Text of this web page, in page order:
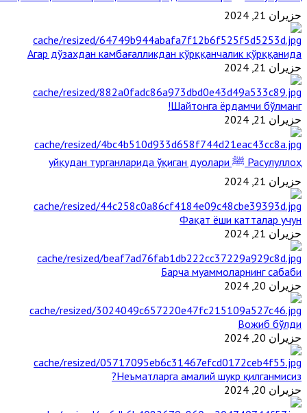
حزيران 21, 2024
Агар дўзахдан камбағалликдан қўрққанчалик қўрққанида
حزيران 21, 2024
Шайтонга ёрдамчи бўлманг!
حزيران 21, 2024
Расулуллоҳ ﷺ уйқудан турганларида ўқиган дуолари
حزيران 21, 2024
Фақат ёши катталар учун
حزيران 21, 2024
Барча муаммоларнинг сабаби
حزيران 20, 2024
Вожиб бўлди
حزيران 20, 2024
Неъматларга амалий шукр қилганмисиз?
حزيران 20, 2024